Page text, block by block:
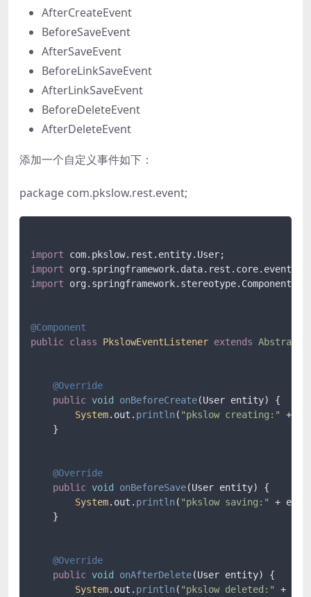
AfterCreateEvent
BeforeSaveEvent
AfterSaveEvent
BeforeLinkSaveEvent
AfterLinkSaveEvent
BeforeDeleteEvent
AfterDeleteEvent
添加一个自定义事件如下：
package com.pkslow.rest.event;
import com. pkslow. rest . entity. User
import org. springframework. data. rest . core. event
import org. springframework. stereotype. Component
@Component
public class PkslowEventListener extends
@Override
public void onBeforeCreate(User entity) {
System. out . println( "pkslow creating:"
+
    }
@Override
public void onBeforeSave(User entity) {
System. out . println( "pkslow saving:"
+
    }
@Override
public void onAfterDelete(User entity) {
System. out . println( "pkslow deleted:"
+